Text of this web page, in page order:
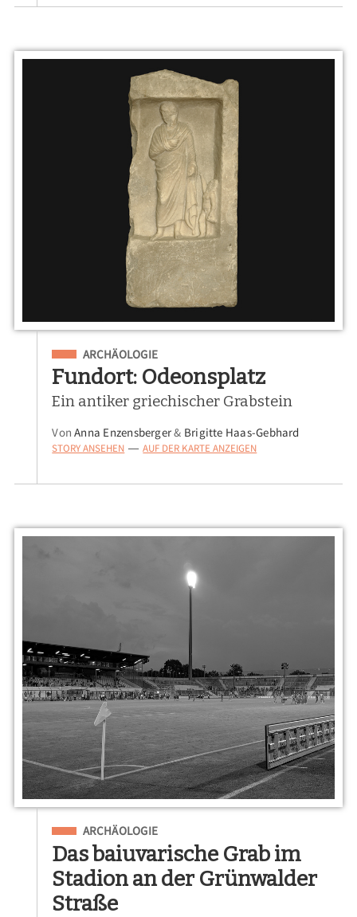
Eingeordnet unter
ARCHÄOLOGIE
Fundort: Odeonsplatz
Ein antiker griechischer Grabstein
VonAnna Enzensberger& Brigitte Haas-Gebhard
STORY ANSEHEN — AUF DER KARTE ANZEIGEN
Eingeordnet unter
ARCHÄOLOGIE
Das baiuvarische Grab im
Stadion an der Grünwalder
Straße